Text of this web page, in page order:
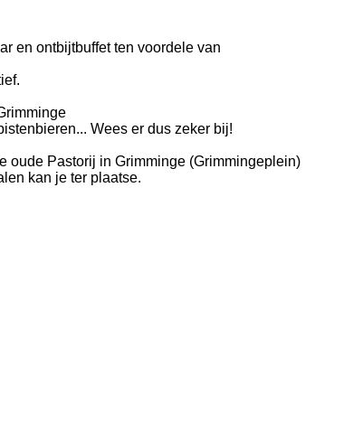
en ontbijtbuffet ten voordele van
Wees er dus zeker bij!
oude Pastorij in Grimminge (Grimmingeplein)
kan je ter plaatse.